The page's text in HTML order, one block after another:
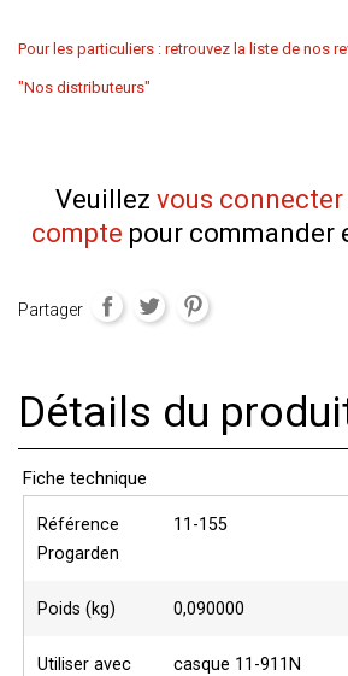
Pour les particuliers : retrouvez la liste de nos
"Nos distributeurs"
Veuillez vous connecter
compte pour commander
Partager
Détails du
Fiche technique
Référence
Progarden
11-155
Poids (kg) 0,090000
Utiliser avec casque 11-911N